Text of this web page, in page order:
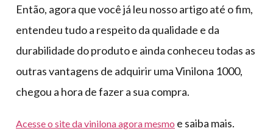
Então, agora que você já leu nosso artigo até o fim,
entendeu tudo a respeito da qualidade e da
durabilidade do produto e ainda conheceu todas as
outras vantagens de adquirir uma Vinilona 1000,
chegou a hora de fazer a sua compra.
Acesse o site da vinilona agora mesmo e saiba mais.